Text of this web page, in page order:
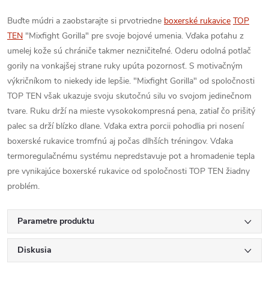
Buďte múdri a zaobstarajte si prvotriedne boxerské rukavice TOP
TEN "Mixfight Gorilla" pre svoje bojové umenia. Vďaka poťahu z
umelej kože sú chrániče takmer nezničiteľné. Oderu odolná potlač
gorily na vonkajšej strane ruky upúta pozornosť. S motivačným
výkričníkom to niekedy ide lepšie. "Mixfight Gorilla" od spoločnosti
TOP TEN však ukazuje svoju skutočnú silu vo svojom jedinečnom
tvare. Ruku drží na mieste vysokokompresná pena, zatiaľ čo prišitý
palec sa drží blízko dlane. Vďaka extra porcii pohodlia pri nosení
boxerské rukavice tromfnú aj počas dlhších tréningov. Vďaka
termoregulačnému systému nepredstavuje pot a hromadenie tepla
pre vynikajúce boxerské rukavice od spoločnosti TOP TEN žiadny
problém.
Parametre produktu
Diskusia